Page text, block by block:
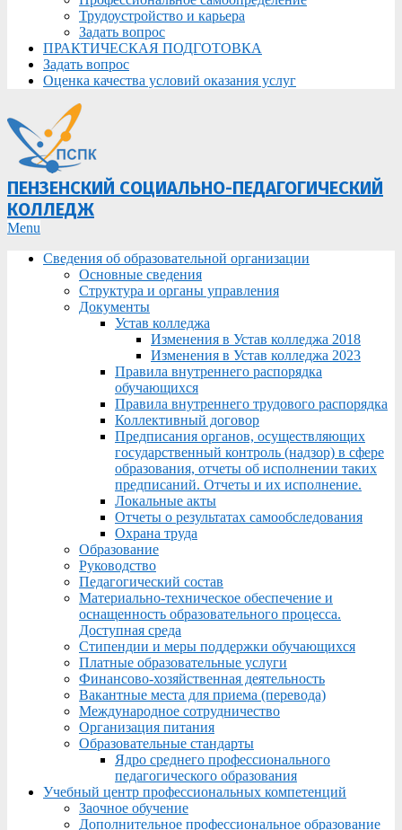
Трудоустройство и карьера
Задать вопрос
ПРАКТИЧЕСКАЯ ПОДГОТОВКА
Задать вопрос
Оценка качества условий оказания услуг
ПЕНЗЕНСКИЙ СОЦИАЛЬНО-ПЕДАГОГИЧЕСКИЙ
КОЛЛЕДЖ
Primary
Menu
Menu
Сведения об образовательной организации
Основные сведения
Структура и органы управления
Документы
Устав колледжа
Изменения в Устав колледжа 2018
Изменения в Устав колледжа 2023
Правила внутреннего распорядка
обучающихся
Правила внутреннего трудового распорядка
Коллективный договор
Предписания органов, осуществляющих
государственный контроль (надзор) в сфере
образования, отчеты об исполнении таких
предписаний. Отчеты и их исполнение.
Локальные акты
Отчеты о результатах самообследования
Охрана труда
Образование
Руководство
Педагогический состав
Материально-техническое обеспечение и
оснащенность образовательного процесса.
Доступная среда
Стипендии и меры поддержки обучающихся
Платные образовательные услуги
Финансово-хозяйственная деятельность
Вакантные места для приема (перевода)
Международное сотрудничество
Организация питания
Образовательные стандарты
Ядро среднего профессионального
педагогического образования
Учебный центр профессиональных компетенций
Заочное обучение
Дополнительное профессиональное образование